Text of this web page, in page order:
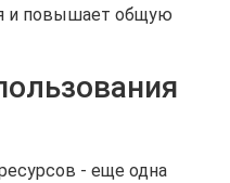
и повышает общую
- еще одна